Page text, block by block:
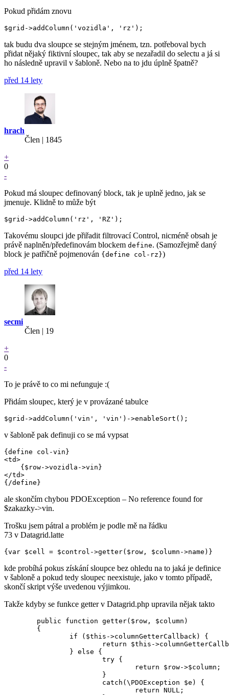
Pokud přidám znovu
tak budu dva sloupce se stejným jménem, tzn. potřeboval bych
přidat nějaký fiktivní sloupec, tak aby se nezařadil do selectu a já si
ho následně upravil v šabloně. Nebo na to jdu úplně špatně?
před 14 lety
hrach
Člen | 1845
+
0
-
Pokud má sloupec definovaný block, tak je uplně jedno, jak se
jmenuje. Klidně to může být
Takovému sloupci jde přiřadit filtrovací Control, nicméně obsah je
právě naplněn/předefinovám blockem define. (Samozřejmě daný
block je patřičně pojmenován {define col-rz})
před 14 lety
secmi
Člen | 19
+
0
-
To je právě to co mi nefunguje :(
Přidám sloupec, který je v provázané tabulce
v šabloně pak definuji co se má vypsat
{define col-vin}
<td>
    {$row->vozidla->vin}
</td>
ale skončím chybou PDOException – No reference found for
$zakazky->vin.
Trošku jsem pátral a problém je podle mě na řádku
73 v Datagrid.latte
kde probíhá pokus získání sloupce bez ohledu na to jaká je definice
v šabloně a pokud tedy sloupec neexistuje, jako v tomto případě,
skončí skript výše uvedenou výjimkou.
Takže kdyby se funkce getter v Datagrid.php upravila nějak takto